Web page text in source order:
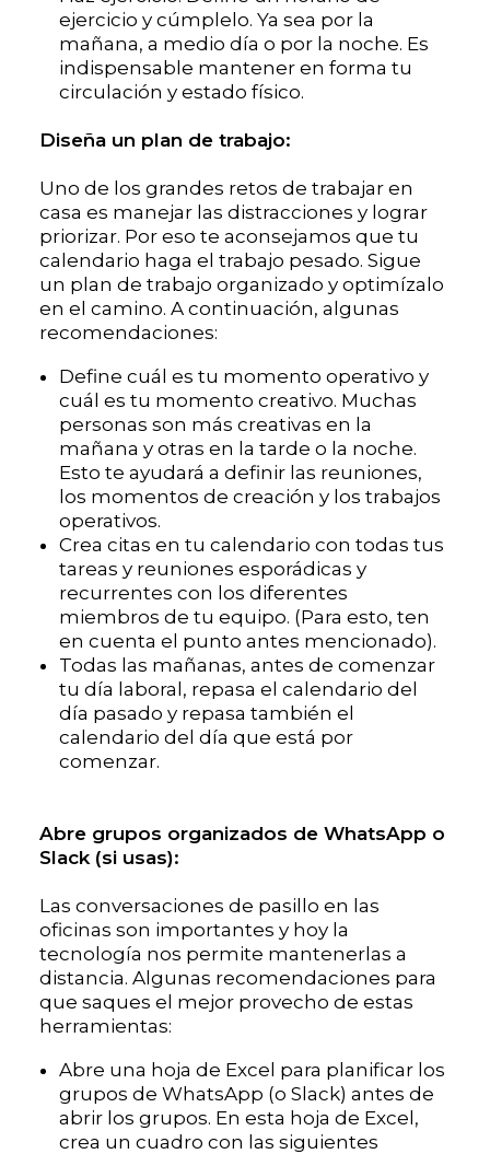
ejercicio y cúmplelo. Ya sea por la
mañana, a medio día o por la noche. Es
indispensable mantener en forma tu
circulación y estado físico.
Diseña un plan de trabajo:
Uno de los grandes retos de trabajar en
casa es manejar las distracciones y lograr
priorizar. Por eso te aconsejamos que tu
calendario haga el trabajo pesado. Sigue
un plan de trabajo organizado y optimízalo
en el camino. A continuación, algunas
recomendaciones:
Define cuál es tu momento operativo y
cuál es tu momento creativo. Muchas
personas son más creativas en la
mañana y otras en la tarde o la noche.
Esto te ayudará a definir las reuniones,
los momentos de creación y los trabajos
operativos.
Crea citas en tu calendario con todas tus
tareas y reuniones esporádicas y
recurrentes con los diferentes
miembros de tu equipo. (Para esto, ten
en cuenta el punto antes mencionado).
Todas las mañanas, antes de comenzar
tu día laboral, repasa el calendario del
día pasado y repasa también el
calendario del día que está por
comenzar.
Abre grupos organizados de WhatsApp o
Slack (si usas):
Las conversaciones de pasillo en las
oficinas son importantes y hoy la
tecnología nos permite mantenerlas a
distancia. Algunas recomendaciones para
que saques el mejor provecho de estas
herramientas:
Abre una hoja de Excel para planificar los
grupos de WhatsApp (o Slack) antes de
abrir los grupos. En esta hoja de Excel,
crea un cuadro con las siguientes